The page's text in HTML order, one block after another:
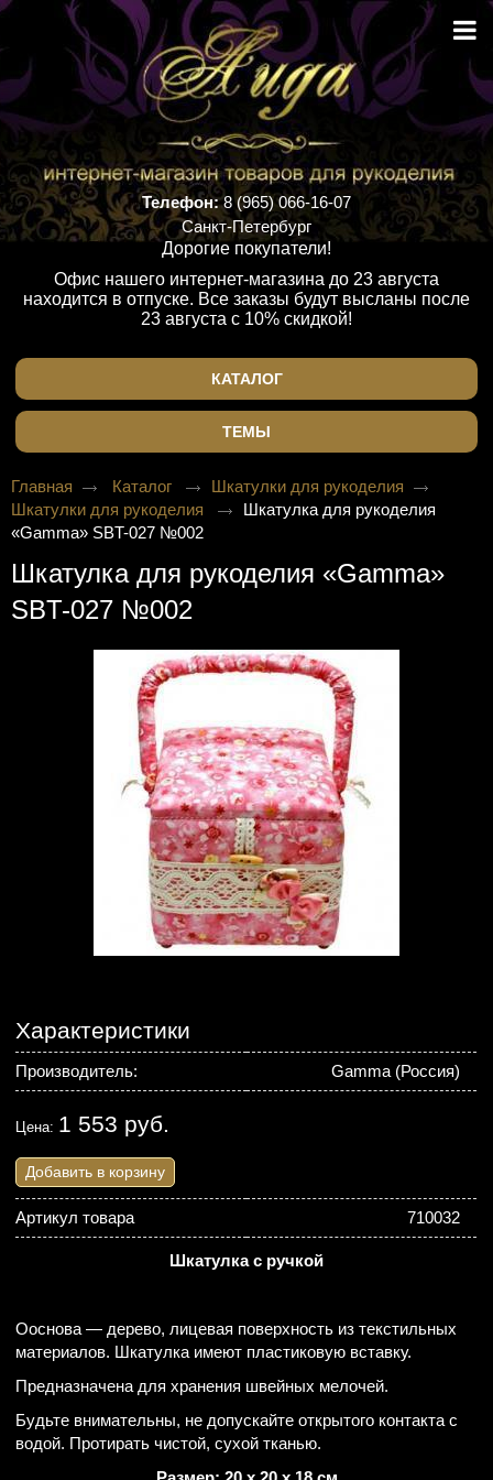
Телефон:8 (965) 066-16-07
Санкт-Петербург
Дорогие покупатели!
Офис нашего интернет-магазина до 23 августа
находится в отпуске. Все заказы будут высланы после
23 августа с 10% скидкой!
КАТАЛОГ
ТЕМЫ
Главная Каталог
Шкатулки для рукоделия
Шкатулки для рукоделия
Шкатулка для рукоделия
«Gamma» SBT-027 №002
Шкатулка для рукоделия «Gamma»
SBT-027 №002
Характеристики
Производитель: Gamma (Россия)
Цена: 1 553 руб.
Добавить в корзину
Артикул товара 710032
Шкатулка с ручкой
Ооснова — дерево, лицевая поверхность из текстильных
материалов. Шкатулка имеют пластиковую вставку.
Предназначена для хранения швейных мелочей.
Будьте внимательны, не допускайте открытого контакта с
водой. Протирать чистой, сухой тканью.